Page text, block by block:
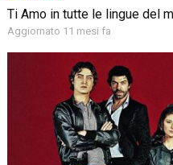
Ti Amo in tutte le lingue del
Aggiornato 11 mesi fa